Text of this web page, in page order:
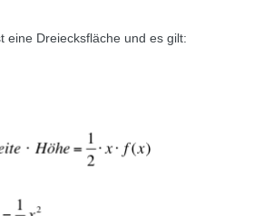
eine Dreiecksfläche und es gilt: